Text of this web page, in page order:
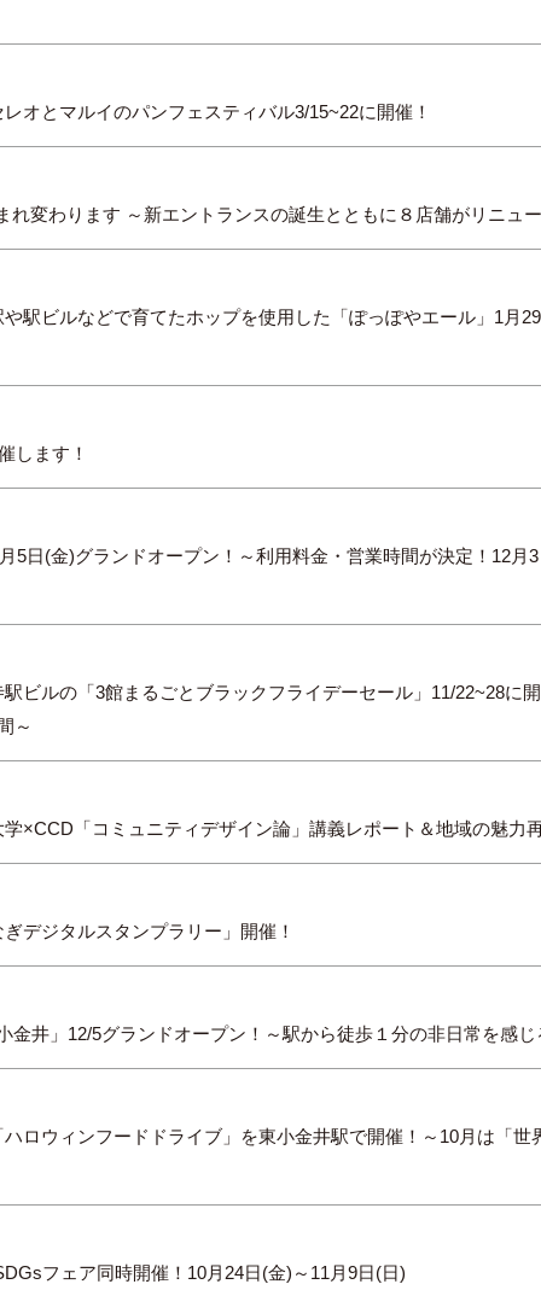
オとマルイのパンフェスティバル3/15~22に開催！
れ変わります ～新エントランスの誕生とともに８店舗がリニュ
駅ビルなどで育てたホップを使用した「ぽっぽやエール」1月
します！
5日(金)グランドオープン！～利用料金・営業時間が決定！12月
ビルの「3館まるごとブラックフライデーセール」11/22~28に
～
×CCD「コミュニティデザイン論」講義レポート＆地域の魅力
デジタルスタンプラリー」開催！
金井」12/5グランドオープン！～駅から徒歩１分の非日常を感
ロウィンフードドライブ」を東小金井駅で開催！～10月は「世
フェア同時開催！10月24日(金)～11月9日(日)